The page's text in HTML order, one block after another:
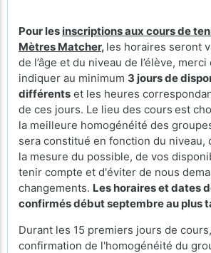
Pour les inscriptions aux cours de
Mètres Matcher, les horaires seront
de l’âge et du niveau de l’élève, merci
indiquer au minimum 3 jours de
différents et les heures
de ces jours. Le lieu des cours est
la meilleure homogénéité des
sera constitué en fonction du niveau,
la mesure du possible, de vos
tenir compte et d'éviter de nous
changements. Les horaires et dates
confirmés début septembre au plus
Durant les 15 premiers jours de
confirmation de l'homogénéité du